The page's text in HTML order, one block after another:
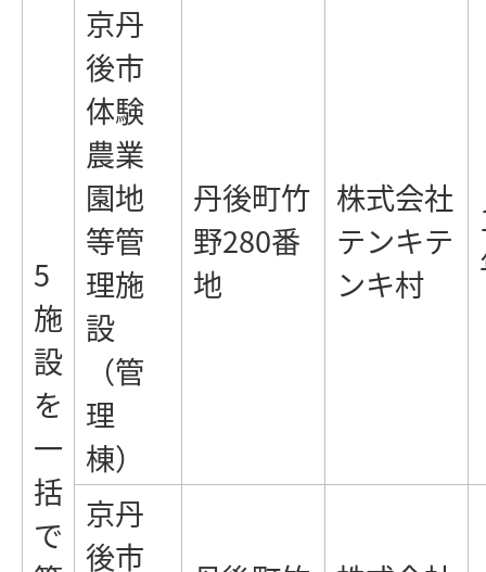
5
施
設
を
一
括
で
京丹
後市
体験
農業
園地
等管
理施
設
（管
理
棟）
丹後町竹
野280番
地
株式会社
テンキテ
ンキ村
京丹
後市